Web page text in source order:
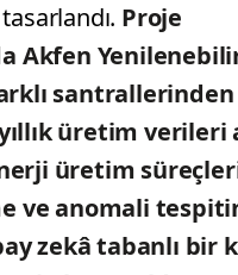
Proje
Akfen
üretim verileri
üretim
ve anomali
zekâ tabanlı bir